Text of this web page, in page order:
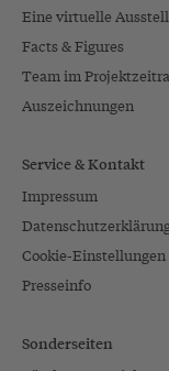
Aufstieg zur
Großmacht
Eine virtuelle
Facts & Figures
Team im
Auszeichnungen
Service & Kontakt
Impressum
Cookie-Einstellungen
Presseinfo
Sonderseiten